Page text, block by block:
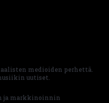
medioiden perhettä.
uutiset.
ja markkinoinnin